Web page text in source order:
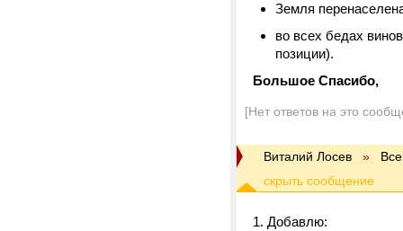
Земля
во всех бедах
позиции).
Большое Спасибо,
[Нет ответов на это
Виталий Лосев »
1. Добавлю: